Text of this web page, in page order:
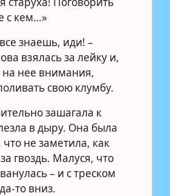
с кем…»
знаешь, иди! –
взялась за лейку и,
нее внимания,
свою клумбу.
зашагала к
в дыру. Она была
что не заметила, как
гвоздь. Малуся, что
– и с треском
то вниз.